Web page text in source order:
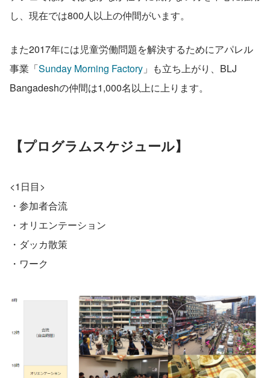
し、現在では800人以上の仲間がいます。
また2017年には児童労働問題を解決するためにアパレル
事業「Sunday Morning Factory 」も立ち上がり、BLJ
Bangadeshの仲間は1,000名以上に上ります。
【プログラムスケジュール】
<1日目>
・参加者合流
・オリエンテーション
・ダッカ散策
・ワーク